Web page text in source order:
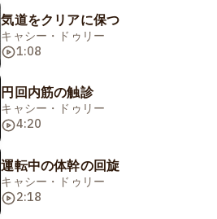
気道をクリアに保つ
キャシー・ドゥリー
1:08
円回内筋の触診
キャシー・ドゥリー
4:20
運転中の体幹の回旋
キャシー・ドゥリー
2:18